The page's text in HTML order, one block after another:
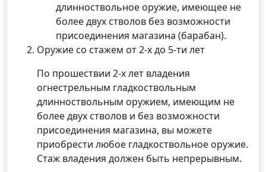
длинноствольное оружие, имеющее не
более двух стволов без возможности
присоединения магазина (барабан).
Оружие со стажем от 2-х до 5-ти лет
По прошествии 2-х лет владения
огнестрельным гладкоствольным
длинноствольным оружием, имеющим не
более двух стволов и без возможности
присоединения магазина, вы можете
приобрести любое гладкоствольное оружие.
Стаж владения должен быть непрерывным.